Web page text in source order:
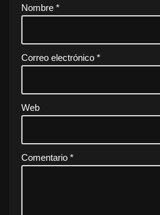
Nombre *
Correo electrónico *
Web
Comentario *